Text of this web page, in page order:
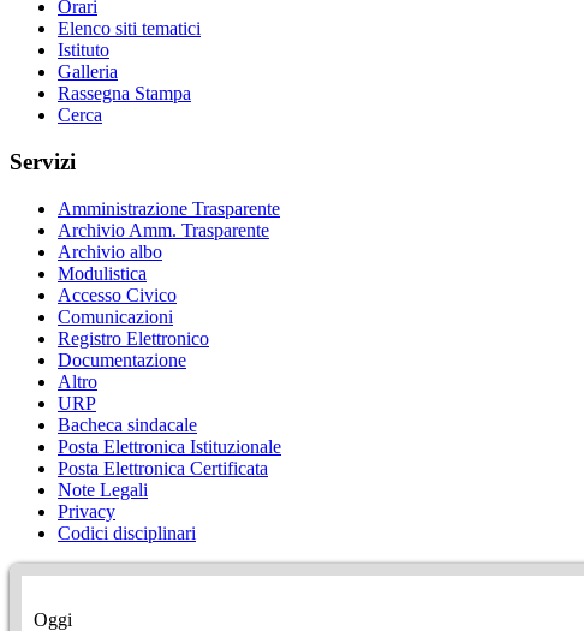
Orari
Elenco siti tematici
Istituto
Galleria
Rassegna Stampa
Cerca
Servizi
Amministrazione Trasparente
Archivio Amm. Trasparente
Archivio albo
Modulistica
Accesso Civico
Comunicazioni
Registro Elettronico
Documentazione
Altro
URP
Bacheca sindacale
Posta Elettronica Istituzionale
Posta Elettronica Certificata
Note Legali
Privacy
Codici disciplinari
Oggi